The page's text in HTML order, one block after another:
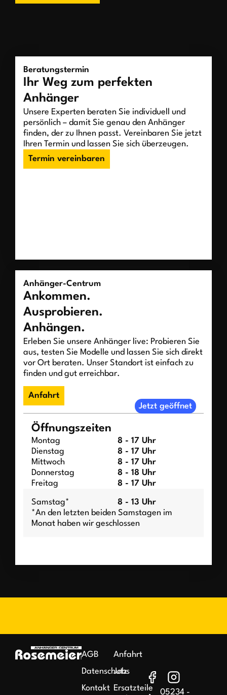
Beratungstermin
Ihr Weg zum perfekten
Anhänger
Unsere Experten beraten Sie individuell und
persönlich – damit Sie genau den Anhänger
finden, der zu Ihnen passt. Vereinbaren Sie jetzt
Ihren Termin und lassen Sie sich überzeugen.
Termin vereinbaren
Anhänger-Centrum
Ankommen.
Ausprobieren.
Anhängen.
Erleben Sie unsere Anhänger live: Probieren Sie
aus, testen Sie Modelle und lassen Sie sich direkt
vor Ort beraten. Unser Standort ist einfach zu
finden und gut erreichbar.
Anfahrt
Jetzt geöffnet
Öffnungszeiten
Montag
8 - 17 Uhr
Dienstag
8 - 17 Uhr
Mittwoch
8 - 17 Uhr
Donnerstag
8 - 18 Uhr
Freitag
8 - 17 Uhr
Samstag*
8 - 13 Uhr
*An den letzten beiden Samstagen im
Monat haben wir geschlossen
AGB
Datenschutz
Kontakt
Anfahrt
Jobs
Ersatzteile
05234 -